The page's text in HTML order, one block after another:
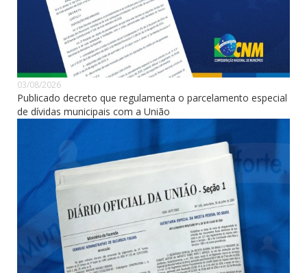
03/08/2026
Publicado decreto que regulamenta o parcelamento especial
de dívidas municipais com a União